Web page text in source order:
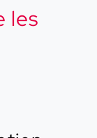
les